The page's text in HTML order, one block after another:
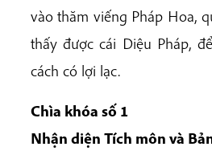
vào thăm viếng Pháp Hoa,
thấy được cái Diệu Pháp,
cách có lợi lạc.
Chìa khóa số 1
Nhận diện Tích môn và